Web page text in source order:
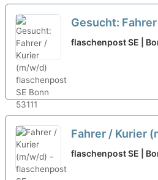
Gesucht:
neu
flaschenpost SE |
Fahrer / Kurier
flaschenpost
flaschenpost SE |